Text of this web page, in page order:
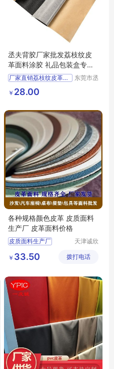
丞夫背胶厂家批发荔枝纹皮
革面料涂胶 礼品包装盒专用
自粘皮革加工
厂家直销荔枝纹皮革面料背胶
背胶自粘皮革
背胶皮革 自粘皮革
东莞市丞
￥ 28.00
各种规格颜色皮革 皮质面料
生产厂 皮革面料价格
皮质面料生产厂
皮革面料价格
天津诚欣
有限公司
￥ 33.50 拨打电话